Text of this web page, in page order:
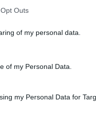
Outs
of my personal data.
of my Personal Data.
my Personal Data for